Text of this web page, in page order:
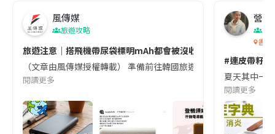
風傳媒
旅遊攻略
旅遊注意｜搭飛機帶尿袋標明mAh都會被沒收😱出發前切記檢查
（文章由風傳媒授權轉載） 準備前往韓國旅遊的民眾，近期要
閱讀更多
營養
香港
#連皮帶籽
夏天其中一
閱讀更多